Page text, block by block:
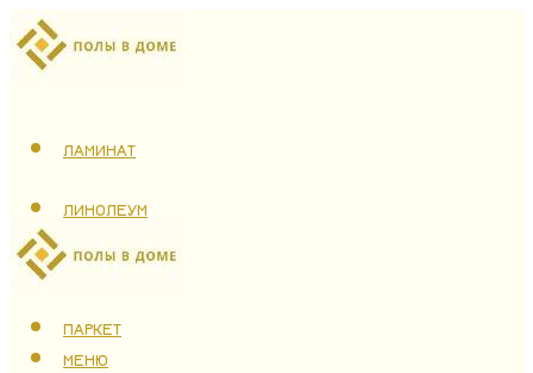
ЛАМИНАТ
ЛИНОЛЕУМ
ТЕПЛЫЙ ПОЛ
ПАРКЕТ
МЕНЮ